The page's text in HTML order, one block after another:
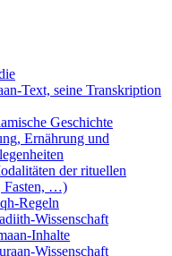
Text, seine Transkription
Geschichte
Ernährung und
der rituellen
Fasten, …)
Regeln
Wissenschaft
Inhalte
Wissenschaft